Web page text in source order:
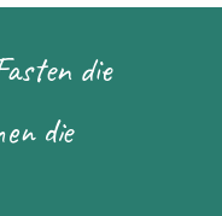
die
die